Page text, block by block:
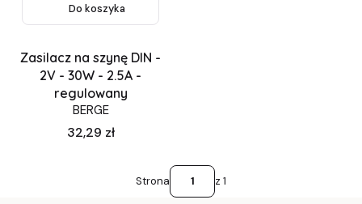
Do koszyka
Zasilacz na szynę DIN -
2V - 30W - 2.5A -
regulowany
BERGE
Cena
32,29 zł
Strona z 1